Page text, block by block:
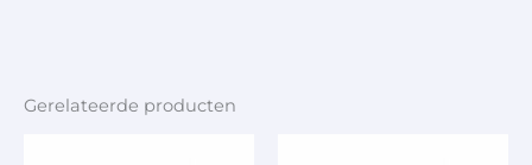
Gerelateerde producten